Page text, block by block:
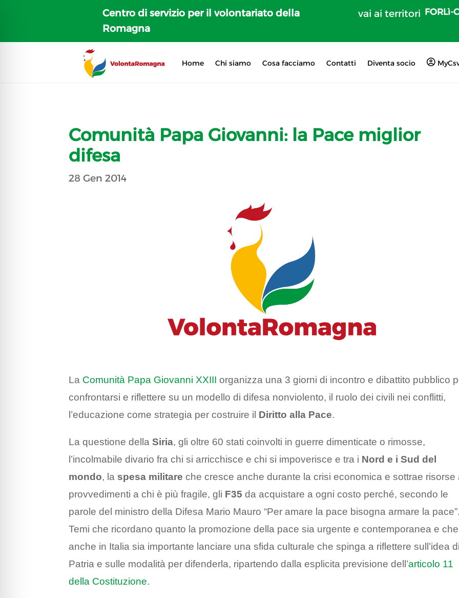
Centro di servizio per il volontariato della
Romagna
vai ai territori FORLì-
Home Chi siamo Cosa facciamo Contatti Diventa socio
Comunità Papa Giovanni: la Pace miglior
difesa
28 Gen 2014
La Comunità Papa Giovanni XXIII organizza una 3 giorni di incontro e dibattito pubblico
confrontarsi e riflettere su un modello di difesa nonviolento, il ruolo dei civili nei conflitti,
l’educazione come strategia per costruire il Diritto alla Pace.
La questione dellaSiria, gli oltre 60 stati coinvolti in guerre dimenticate o rimosse,
l’incolmabile divario fra chi si arricchisce e chi si impoverisce e tra i Nord e i Sud del
mondo, la spesa militare che cresce anche durante la crisi economica e sottrae risorse
provvedimenti a chi è più fragile, gli F35 da acquistare a ogni costo perché, secondo le
parole del ministro della Difesa Mario Mauro “Per amare la pace bisogna armare la pace”.
Temi che ricordano quanto la promozione della pace sia urgente e contemporanea e che
anche in Italia sia importante lanciare una sfida culturale che spinga a riflettere sull’idea di
Patria e sulle modalità per difenderla, ripartendo dalla esplicita previsione dell’articolo 11
della Costituzione.